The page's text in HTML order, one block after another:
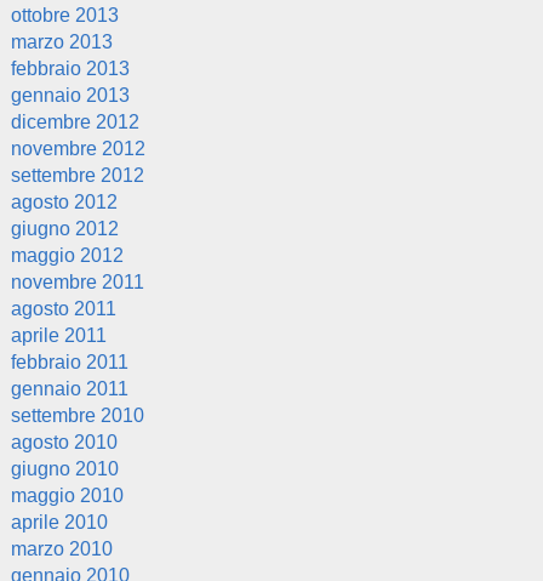
ottobre 2013
marzo 2013
febbraio 2013
gennaio 2013
dicembre 2012
novembre 2012
settembre 2012
agosto 2012
giugno 2012
maggio 2012
novembre 2011
agosto 2011
aprile 2011
febbraio 2011
gennaio 2011
settembre 2010
agosto 2010
giugno 2010
maggio 2010
aprile 2010
marzo 2010
gennaio 2010